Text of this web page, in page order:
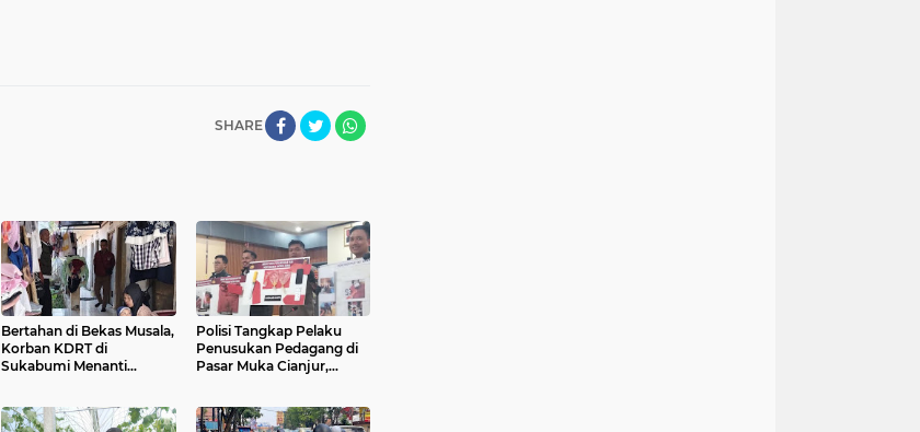
SHARE
Bertahan di Bekas Musala,
Korban KDRT di
Sukabumi Menanti
Polisi Tangkap Pelaku
Penusukan Pedagang di
Pasar Muka Cianjur,